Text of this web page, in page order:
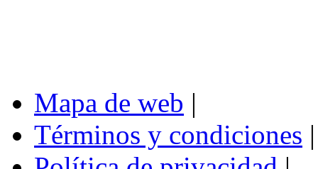
Mapa de web |
Términos y condiciones |